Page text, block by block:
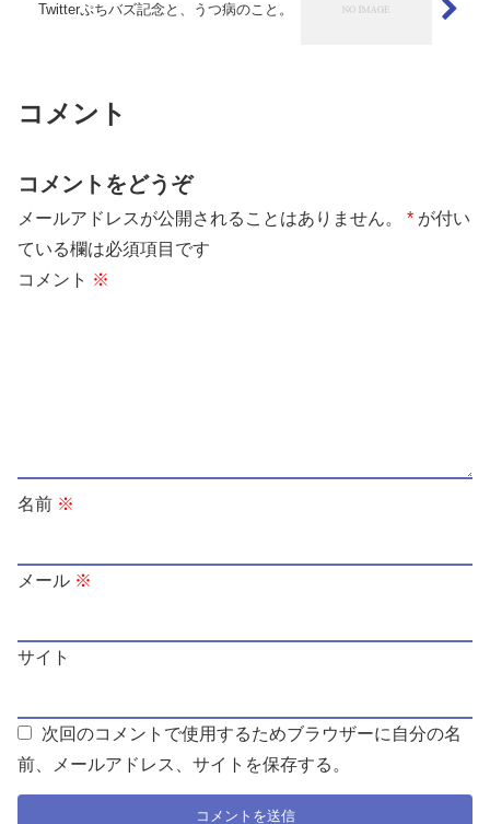
Twitterぷちバズ記念と、うつ病のこと。
コメント
コメントをどうぞ
メールアドレスが公開されることはありません。 * が付い
ている欄は必須項目です
コメント ※
名前 ※
メール ※
サイト
次回のコメントで使用するためブラウザーに自分の名
前、メールアドレス、サイトを保存する。